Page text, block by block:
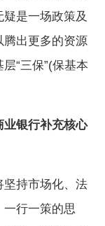
是一场政策及
腾出更多的资源
“三保”(保基本
银行补充核心
持市场化、法
行一策的思